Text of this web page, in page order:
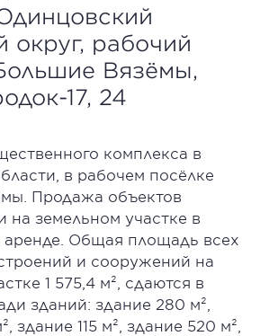
округ, рабочий
Вязёмы,
17, 24
комплекса в
в рабочем посёлке
Продажа объектов
на земельном участке в
аренде. Общая площадь всех
и сооружений на
1 575,4 м², сдаются в
зданий: здание 280 м²,
здание 115 м², здание 520 м²,